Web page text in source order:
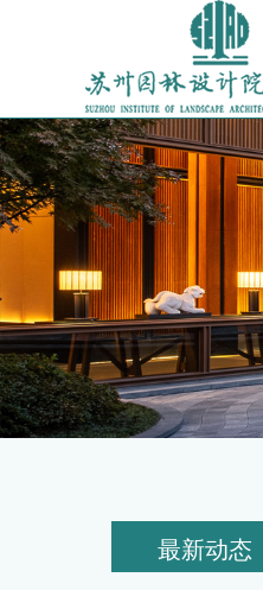
最新动态